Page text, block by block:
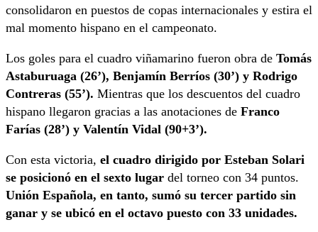
consolidaron en puestos de copas internacionales y estira el
mal momento hispano en el campeonato.
Los goles para el cuadro viñamarino fueron obra de Tomás
Astaburuaga (26’), Benjamín Berríos (30’) y Rodrigo
Contreras (55’). Mientras que los descuentos del cuadro
hispano llegaron gracias a las anotaciones de Franco
Farías (28’) y Valentín Vidal (90+3’).
Con esta victoria, el cuadro dirigido por Esteban Solari
se posicionó en el sexto lugar del torneo con 34 puntos.
Unión Española, en tanto, sumó su tercer partido sin
ganar y se ubicó en el octavo puesto con 33 unidades.